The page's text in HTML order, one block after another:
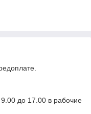
до 17.00 в рабочие